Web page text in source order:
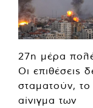
27η μέρα
Οι επιθέσεις
σταματούν, το
αίνιγμα των